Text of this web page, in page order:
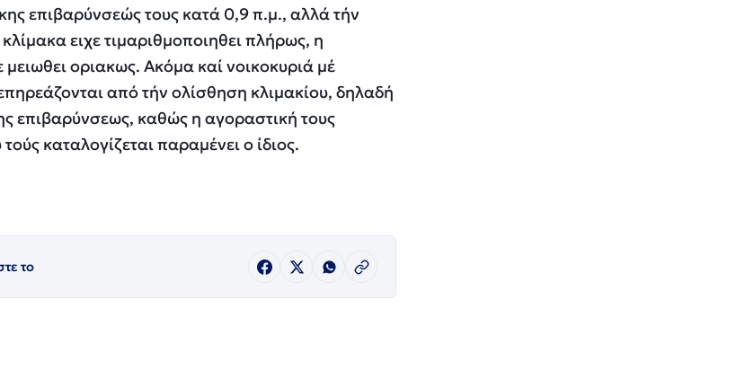
επιβαρύνσεώς τους κατά 0,9 π.μ., αλλά τήν
ειχε τιμαριθμοποιηθει πλήρως, η
οριακως. Ακόμα καί νοικοκυριά μέ
από τήν ολίσθηση κλιμακίου, δηλαδή
επιβαρύνσεως, καθώς η αγοραστική τους
καταλογίζεται παραμένει ο ίδιος.
το